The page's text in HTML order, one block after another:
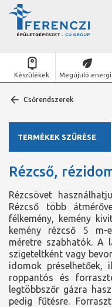
Készülékek Megújuló
Csőrendszerek
Rézcső,
Rézcsövet
Rézcső több
félkemény, kemény
kemény rézcső 5 m-
méretre szabhatók. A
szigeteltként vagy
idomok préselhetőek,
roppantós és
legtöbbszőr gázra
pedig fűtésre.
TERMÉKEK SZŰRÉSE